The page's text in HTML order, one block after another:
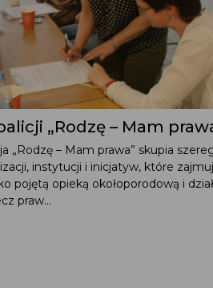
„Rodzę – Mam
„Rodzę – Mam prawa” skupia
instytucji i inicjatyw, które
pojętą opieką okołoporodową i
praw...